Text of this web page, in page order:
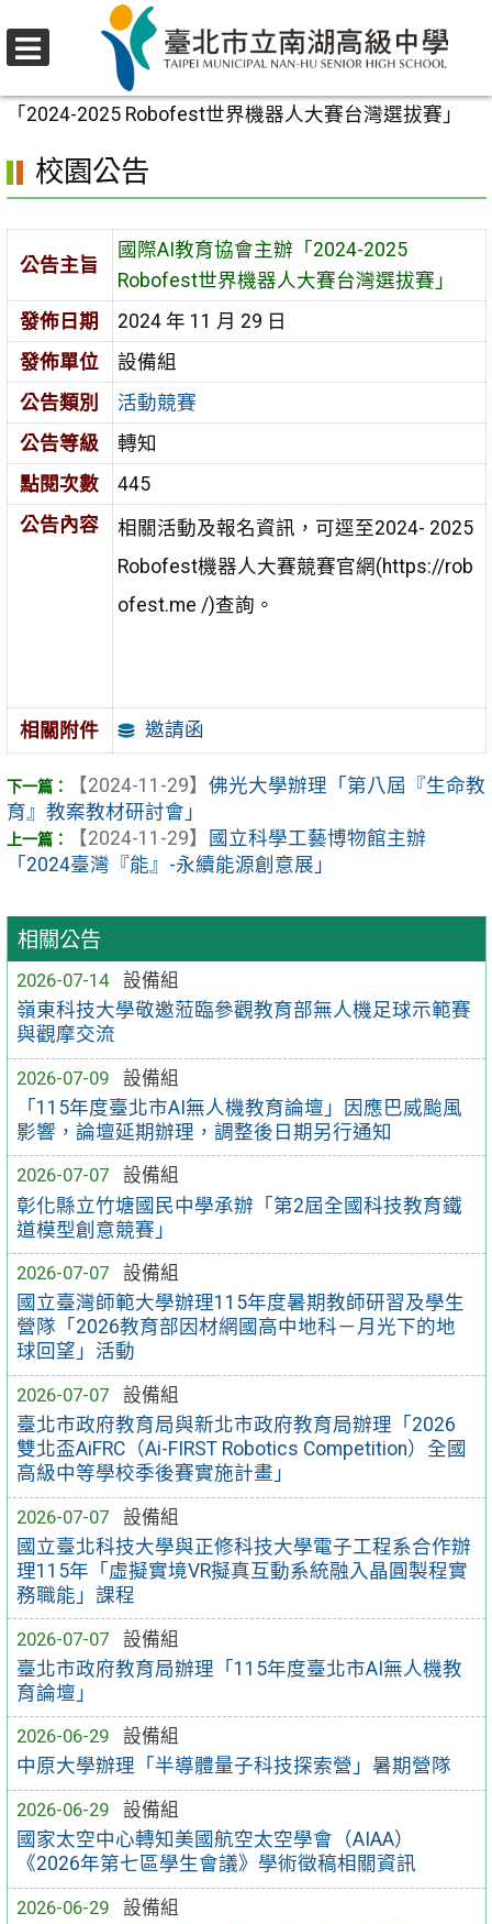
至
區
校園公告
「2024-2025 Robofest世界機器人大賽台灣選拔賽」
相關公告
2026-07-14
設備組
嶺東科技大學敬邀蒞臨參觀教育部無人機足球示範賽
與觀摩交流
2026-07-09
設備組
「115年度臺北市AI無人機教育論壇」因應巴威颱風
影響，論壇延期辦理，調整後日期另行通知
2026-07-07
設備組
彰化縣立竹塘國民中學承辦「第2屆全國科技教育鐵
道模型創意競賽」
2026-07-07
設備組
國立臺灣師範大學辦理115年度暑期教師研習及學生
營隊「2026教育部因材網國高中地科－月光下的地
球回望」活動
2026-07-07
設備組
臺北市政府教育局與新北市政府教育局辦理「2026
雙北盃AiFRC（Ai-FIRST Robotics Competition）全國
高級中等學校季後賽實施計畫」
2026-07-07
設備組
國立臺北科技大學與正修科技大學電子工程系合作辦
理115年「虛擬實境VR擬真互動系統融入晶圓製程實
務職能」課程
2026-07-07
設備組
臺北市政府教育局辦理「115年度臺北市AI無人機教
育論壇」
2026-06-29
設備組
中原大學辦理「半導體量子科技探索營」暑期營隊
2026-06-29
設備組
國家太空中心轉知美國航空太空學會（AIAA）
《2026年第七區學生會議》學術徵稿相關資訊
2026-06-29
設備組
校園公告
公告主旨
國際AI教育協會主辦「2024-2025
Robofest世界機器人大賽台灣選拔賽」
發佈日期
2024 年 11 月 29 日
發佈單位
設備組
公告類別
活動競賽
公告等級
轉知
點閱次數
445
公告內容
相關活動及報名資訊，可逕至2024- 2025
Robofest機器人大賽競賽官網(https://rob
ofest.me /)查詢。
相關附件 邀請函
【2024-11-29】 佛光大學辦理「第八屆『生命教
育』教案教材研討會」
【2024-11-29】
國立科學工藝博物館主辦
「2024臺灣『能』-永續能源創意展」
選
單